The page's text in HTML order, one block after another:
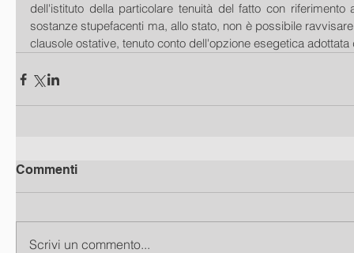
dell'istituto della particolare tenuità del fatto con
sostanze stupefacenti ma, allo stato, non è possibile
clausole ostative, tenuto conto dell'opzione esegetica
Commenti
Scrivi un commento...